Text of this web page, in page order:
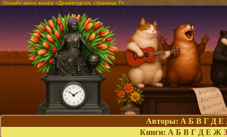
Онлайн книги жанра «Драматургия, страница 7»
Авторы: А Б В Г Д Е
Книги: А Б В Г Д Е Ж З